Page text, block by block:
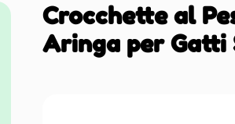
Crocchette al
Aringa per